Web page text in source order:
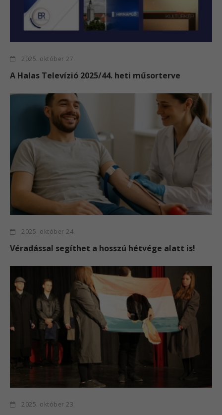
2025. október 27.
A Halas Televízió 2025/44. heti műsorterve
2025. október 24.
Véradással segíthet a hosszú hétvége alatt is!
2025. október 23.